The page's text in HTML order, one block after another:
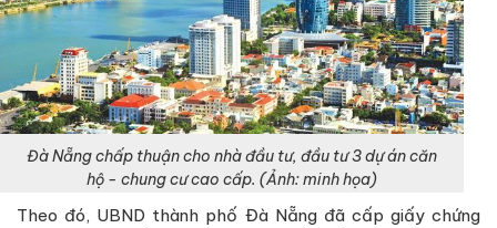
Đà Nẵng chấp thuận cho nhà đầu tư, đầu tư 3 dự án căn
hộ - chung cư cao cấp. (Ảnh: minh họa)
Theo đó, UBND thành phố Đà Nẵng đã cấp giấy chứng